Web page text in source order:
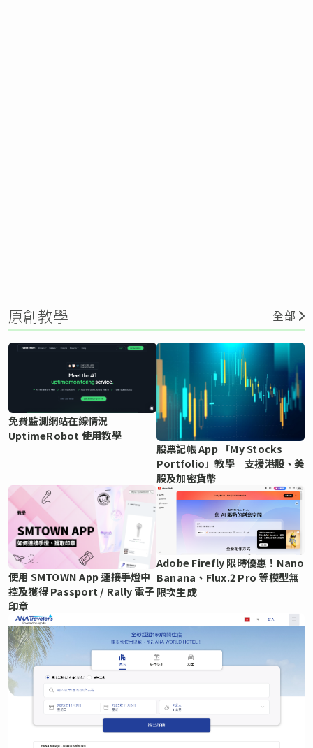
原創教學 全部
免費監測網站在線情況
UptimeRobot 使用教學
股票記帳 App 「My Stocks
Portfolio」教學 支援港股、美
股及加密貨幣
使用 SMTOWN App 連接手燈中
控及獲得 Passport / Rally 電子
印章
Adobe Firefly 限時優惠！Nano
Banana、Flux.2 Pro 等模型無
限次生成